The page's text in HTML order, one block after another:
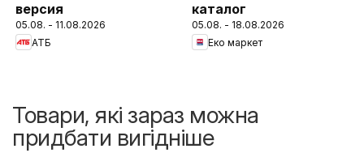
версия
05.08. - 11.08.2026
АТБ
каталог
05.08. - 18.08.2026
Еко маркет
Товари, які зараз можна
придбати вигідніше